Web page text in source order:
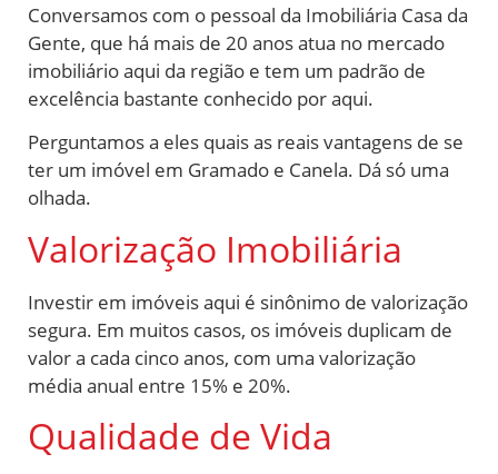
Conversamos com o pessoal da Imobiliária Casa da
Gente, que há mais de 20 anos atua no mercado
imobiliário aqui da região e tem um padrão de
excelência bastante conhecido por aqui.
Perguntamos a eles quais as reais vantagens de se
ter um imóvel em Gramado e Canela. Dá só uma
olhada.
Valorização Imobiliária
Investir em imóveis aqui é sinônimo de valorização
segura. Em muitos casos, os imóveis duplicam de
valor a cada cinco anos, com uma valorização
média anual entre 15% e 20%.
Qualidade de Vida